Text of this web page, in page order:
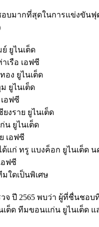
มากที่สุดในการแข่งขันฟุ
ยูไนเต็ด
เรือ เอฟซี
อง ยูไนเต็ด
ยูไนเต็ด
อฟซี
ยงราย ยูไนเต็ด
น ยูไนเต็ด
เอฟซี
ด้แก่ ทรู แบงค็อก ยูไนเต็ด
อฟซี
มใดเป็นพิเศษ
วจ ปี 2565 พบว่า ผู้ที่ชื่นชอ
นเต็ด ทีมขอนแก่น ยูไนเต็